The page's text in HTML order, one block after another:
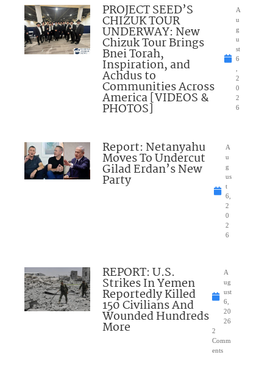
PROJECT SEED’S
CHIZUK TOUR
UNDERWAY: New
Chizuk Tour Brings
Bnei Torah,
Inspiration, and
Achdus to
Communities Across
America [VIDEOS &
PHOTOS]
A
u
g
u
st
6
2
0
2
6
Report: Netanyahu
Moves To Undercut
Gilad Erdan’s New
Party
A
u
g
us
t
6,
2
0
2
6
REPORT: U.S.
Strikes In Yemen
Reportedly Killed
150 Civilians And
Wounded Hundreds
More
A
ug
ust
6,
20
26
2
Comm
ents